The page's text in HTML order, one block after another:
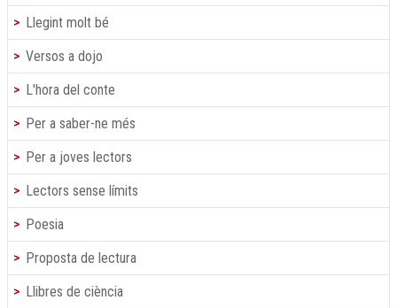
Llegint molt bé
Versos a dojo
L'hora del conte
Per a saber-ne més
Per a joves lectors
Lectors sense límits
Poesia
Proposta de lectura
Llibres de ciència